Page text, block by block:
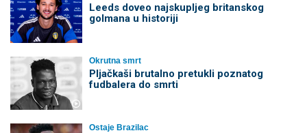
Leeds doveo najskupljeg britanskog
golmana u historiji
Okrutna smrt
Pljačkaši brutalno pretukli poznatog
fudbalera do smrti
Ostaje Brazilac